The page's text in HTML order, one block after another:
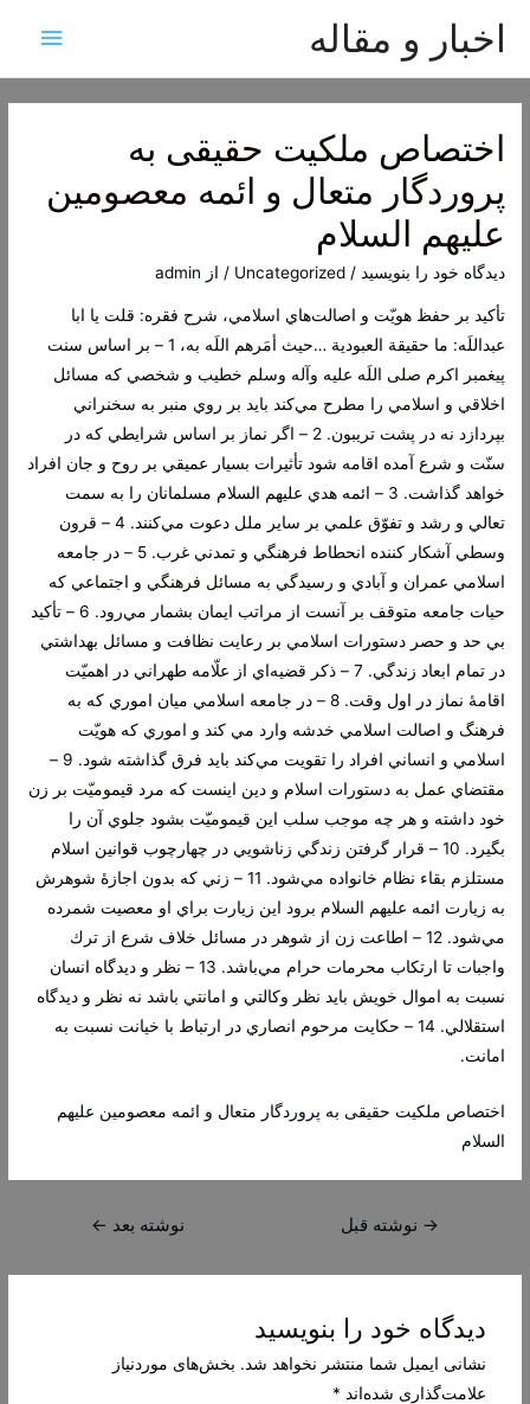
اخبار و مقاله
اصلی
اختصاص ملكیت حقیقى به
پروردگار متعال و ائمه معصومین
علیهم السلام‏
دیدگاه‌ خود را بنویسید /
Uncategorized / از admin
تأكيد بر حفظ هويّت و اصالت‌هاي اسلامي، شرح فقره: قلت يا ابا
عبداللَه: ما حقيقة العبودية …حیث أمَرهم اللَه به، 1 – بر اساس سنت
پيغمبر اكرم صلی اللَه علیه وآله وسلم خطيب و شخصي كه مسائل
اخلاقي و اسلامي را مطرح مي‌كند بايد بر روي منبر به سخنراني
بپردازد نه در پشت تريبون. 2 – اگر نماز بر اساس شرايطي كه در
سنّت و شرع آمده اقامه شود تأثيرات بسيار عميقي بر روح و جان افراد
خواهد گذاشت. 3 – ائمه هدي عليهم السلام مسلمانان را به سمت
تعالي و رشد و تفوّق علمي بر ساير ملل دعوت مي‌كنند. 4 – قرون
وسطي آشكار كننده انحطاط فرهنگي و تمدني غرب. 5 – در جامعه
اسلامي عمران و آبادي و رسيدگي به مسائل فرهنگي و اجتماعي كه
حيات جامعه متوقف بر آنست از مراتب ايمان بشمار مي‌رود. 6 – تأكيد
بي حد و حصر دستورات اسلامي بر رعايت نظافت و مسائل بهداشتي
در تمام ابعاد زندگي. 7 – ذكر قضيه‌اي از علّامه طهراني در اهميّت
اقامۀ نماز در اول وقت. 8 – در جامعه اسلامي ميان اموري كه به
فرهنگ و اصالت اسلامي خدشه وارد مي كند و اموري كه هويّت
اسلامي و انساني افراد را تقويت مي‌كند بايد فرق گذاشته شود. 9 –
مقتضاي عمل به دستورات اسلام و دين اينست كه مرد قيموميّت بر زن
خود داشته و هر چه موجب سلب اين قيموميّت بشود جلوي آن را
بگيرد. 10 – قرار گرفتن زندگي زناشويي در چهارچوب قوانين اسلام
مستلزم بقاء نظام خانواده مي‌شود. 11 – زني كه بدون اجازۀ شوهرش
به زيارت ائمه عليهم السلام برود اين زيارت براي او معصیت شمرده
مي‌شود. 12 – اطاعت زن از شوهر در مسائل خلاف شرع از ترك
واجبات تا ارتكاب محرمات حرام مي‌باشد. 13 – نظر و ديدگاه انسان
نسبت به اموال خويش بايد نظر وكالتي و امانتي باشد نه نظر و ديدگاه
استقلالي. 14 – حكايت مرحوم انصاري در ارتباط با خيانت نسبت به
امانت.
اختصاص ملكیت حقیقى به پروردگار متعال و ائمه معصومین علیهم
السلام‏
راهبری
→ نوشته قبل نوشته بعد ←
دیدگاه‌ خود را بنویسید
نشانی ایمیل شما منتشر نخواهد شد. بخش‌های موردنیاز
علامت‌گذاری شده‌اند *